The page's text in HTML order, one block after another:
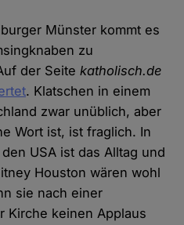
Münster kommt es
zu
der Seitekatholisch.de
. Klatschen in einem
zwar unüblich, aber
Wort ist, ist fraglich. In
USA ist das Alltag und
Houston wären wohl
sie nach einer
Kirche keinen Applaus